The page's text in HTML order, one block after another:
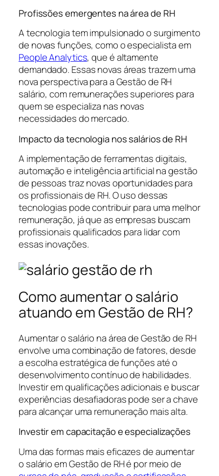
Profissões emergentes na área de RH
A tecnologia tem impulsionado o surgimento
de novas funções, como o especialista em
People Analytics, que é altamente
demandado. Essas novas áreas trazem uma
nova perspectiva para a Gestão de RH
salário, com remunerações superiores para
quem se especializa nas novas
necessidades do mercado.
Impacto da tecnologia nos salários de RH
A implementação de ferramentas digitais,
automação e inteligência artificial na gestão
de pessoas traz novas oportunidades para
os profissionais de RH. O uso dessas
tecnologias pode contribuir para uma melhor
remuneração, já que as empresas buscam
profissionais qualificados para lidar com
essas inovações.
Como aumentar o salário
atuando em Gestão de RH?
Aumentar o salário na área de Gestão de RH
envolve uma combinação de fatores, desde
a escolha estratégica de funções até o
desenvolvimento contínuo de habilidades.
Investir em qualificações adicionais e buscar
experiências desafiadoras pode ser a chave
para alcançar uma remuneração mais alta.
Investir em capacitação e especializações
Uma das formas mais eficazes de aumentar
o salário em Gestão de RH é por meio de